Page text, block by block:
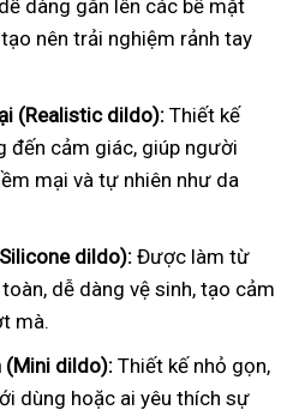
dàng gắn lên các bề mặt
nên trải nghiệm rảnh tay
(Realistic dildo): Thiết kế
đến cảm giác, giúp người
mại và tự nhiên như da
dildo): Được làm từ
dễ dàng vệ sinh, tạo cảm
mà.
(Mini dildo): Thiết kế nhỏ gọn,
dùng hoặc ai yêu thích sự